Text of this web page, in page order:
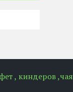
, киндеров ,чая